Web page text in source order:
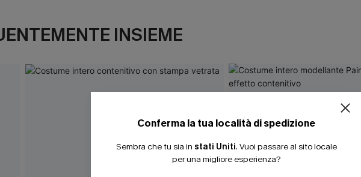
INSIEME
Conferma la tua località di spedizione
Sembra che tu sia in stati Uniti. Vuoi passare al sito locale
per una migliore esperienza?